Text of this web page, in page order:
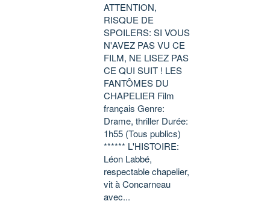
ATTENTION,
RISQUE DE
SPOILERS: SI VOUS
N'AVEZ PAS VU CE
FILM, NE LISEZ PAS
CE QUI SUIT ! LES
FANTÔMES DU
CHAPELIER Film
français Genre:
Drame, thriller Durée:
1h55 (Tous publics)
****** L'HISTOIRE:
Léon Labbé,
respectable chapelier,
vit à Concarneau
avec...